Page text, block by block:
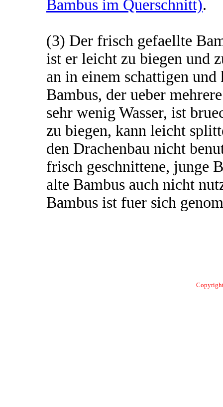
Bambus im Querschnitt).
(3) Der frisch gefaellte
ist er leicht zu biegen und
an in einem schattigen
Bambus, der ueber
sehr wenig Wasser, ist
zu biegen, kann leicht
den Drachenbau nicht
frisch geschnittene, junge
alte Bambus auch nicht
Bambus ist fuer sich